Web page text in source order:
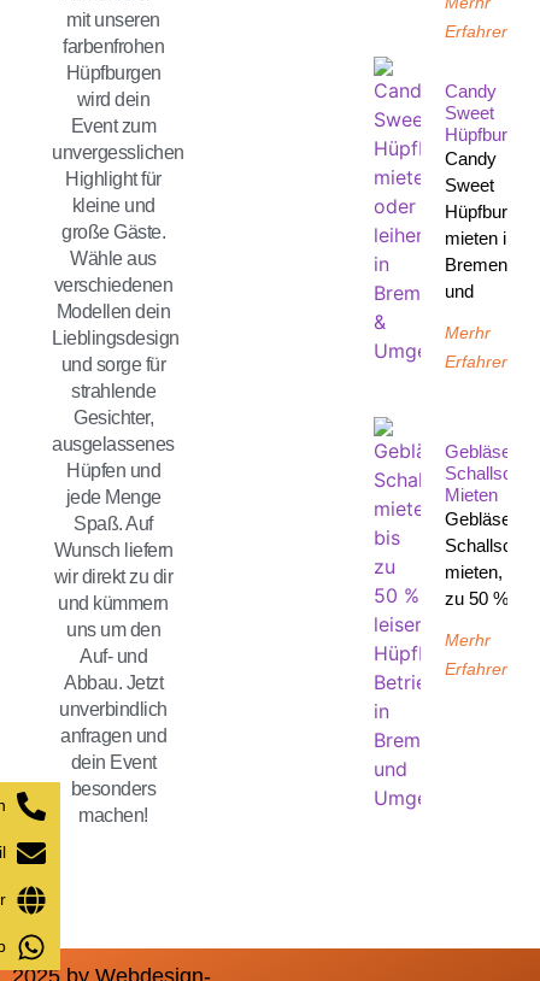
mit unseren
farbenfrohen
Hüpfburgen
wird dein
Event zum
unvergesslichen
Highlight für
kleine und
große Gäste.
Wähle aus
verschiedenen
Modellen dein
Lieblingsdesign
und sorge für
strahlende
Gesichter,
ausgelassenes
Hüpfen und
jede Menge
Spaß. Auf
Wunsch liefern
wir direkt zu dir
und kümmern
uns um den
Auf- und
Abbau. Jetzt
unverbindlich
anfragen und
dein Event
besonders
machen!
Erfahren
Candy
Sweet
Hüpfburg
Candy
Sweet
Hüpfburg
mieten in
Bremen
und
Merhr
Erfahren
Gebläse
Mieten
Gebläse
mieten, bis
zu 50 %
Merhr
Erfahren